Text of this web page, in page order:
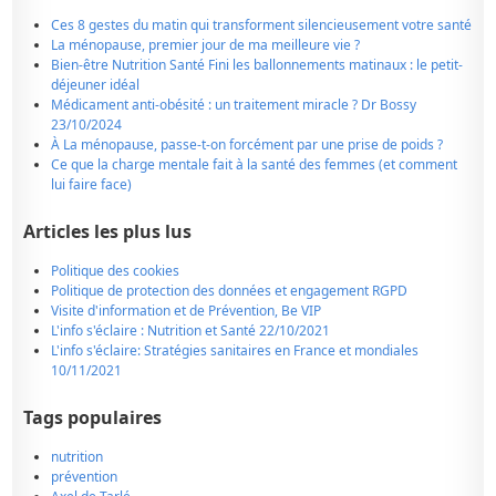
Ces 8 gestes du matin qui transforment silencieusement votre santé
La ménopause, premier jour de ma meilleure vie ?
Bien-être Nutrition Santé Fini les ballonnements matinaux : le petit-
déjeuner idéal
Médicament anti-obésité : un traitement miracle ? Dr Bossy
23/10/2024
À La ménopause, passe-t-on forcément par une prise de poids ?
Ce que la charge mentale fait à la santé des femmes (et comment
lui faire face)
Articles les plus lus
Politique des cookies
Politique de protection des données et engagement RGPD
Visite d'information et de Prévention, Be VIP
L'info s'éclaire : Nutrition et Santé 22/10/2021
L'info s'éclaire: Stratégies sanitaires en France et mondiales
10/11/2021
Tags populaires
nutrition
prévention